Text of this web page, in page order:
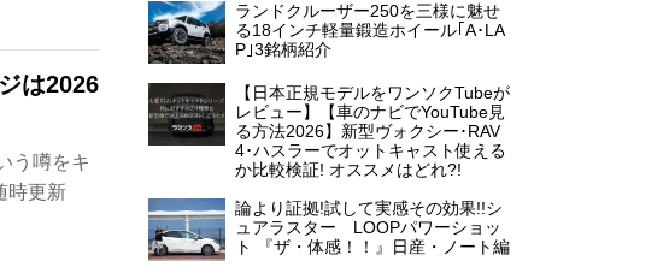
は2026
う噂をキ
時更新
ランドクルーザー250を三様に魅せ
る18インチ軽量鍛造ホイール｢A･LA
P｣3銘柄紹介
【日本正規モデルをワンソクTubeが
レビュー】【車のナビでYouTube見
る方法2026】新型ヴォクシー･RAV
4･ハスラーでオットキャスト使える
か比較検証! オススメはどれ?!
論より証拠!試して実感その効果!!シ
ュアラスター LOOPパワーショッ
ト 『ザ・体感！！』日産・ノート編